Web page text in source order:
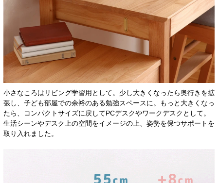
小さなころはリビング学習用として。少し大きくなったら奥行きを拡
張し、子ども部屋での余裕のある勉強スペースに。もっと大きくなっ
たら、コンパクトサイズに戻してPCデスクやワークデスクとして。
生活シーンやデスク上の空間をイメージの上、姿勢を保つサポートを
取り入れました。